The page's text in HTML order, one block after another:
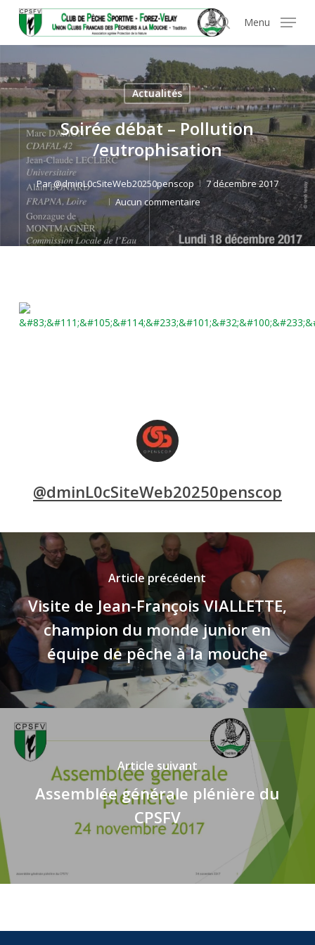
Panneau de gestion des cookies
main
content
search
Menu
Actualités
Soirée débat – Pollution
/eutrophisation
Par@dminL0cSiteWeb20250penscop
7 décembre 2017
Aucun commentaire
@dminL0cSiteWeb20250penscop
Article précédent
Visite de Jean-François VIALLETTE,
champion du monde junior en
équipe de pêche à la mouche
Article suivant
Assemblée générale plénière du
CPSFV